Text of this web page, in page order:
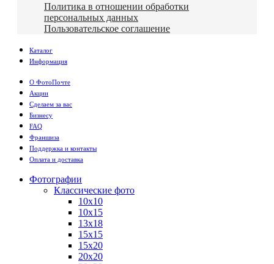
Политика в отношении обработки
персональных данных
Пользовательское соглашение
Каталог
Информация
О ФотоПочте
Акции
Сделаем за вас
Бизнесу
FAQ
Франшиза
Поддержка и контакты
Оплата и доставка
Фотографии
Классические фото
10х10
10х15
13х18
15х15
15х20
20х20